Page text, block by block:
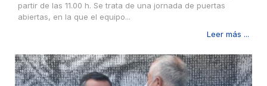
partir de las 11.00 h. Se trata de una jornada de puertas
abiertas, en la que el equipo...
Leer más ...